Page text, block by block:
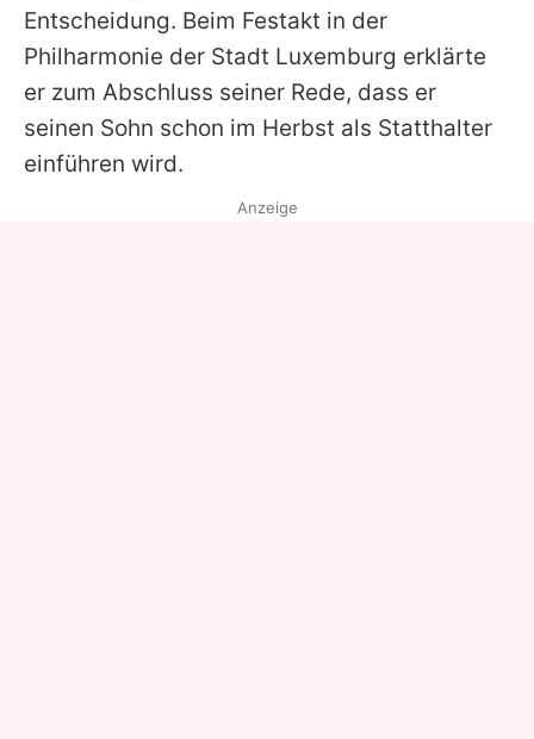
Entscheidung. Beim Festakt in der
Philharmonie der Stadt Luxemburg erklärte
er zum Abschluss seiner Rede, dass er
seinen Sohn schon im Herbst als Statthalter
einführen wird.
Anzeige